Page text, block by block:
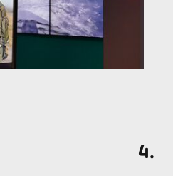
4.